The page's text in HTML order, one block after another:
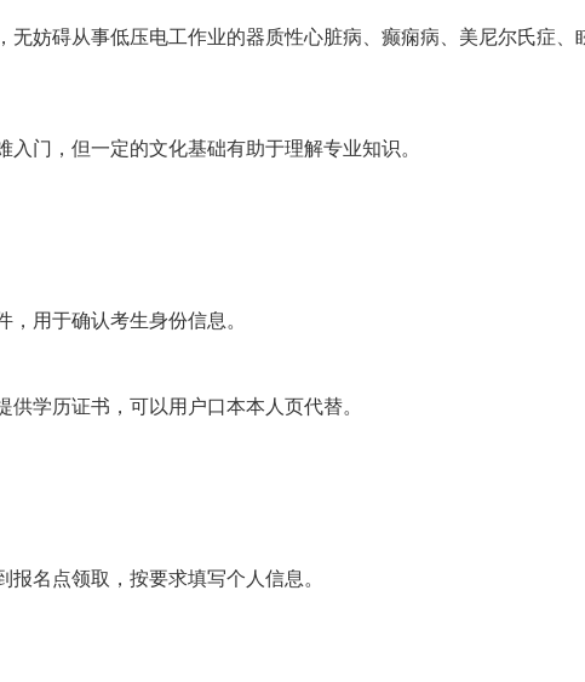
妨碍从事低压电工作业的器质性心脏病、癫痫病、美尼尔氏症
门，但一定的文化基础有助于理解专业知识。
用于确认考生身份信息。
学历证书，可以用户口本本人页代替。
名点领取，按要求填写个人信息。